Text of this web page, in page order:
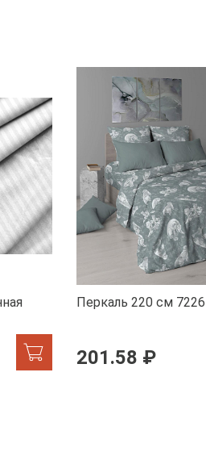
Перкаль 220 см
201.58 ₽